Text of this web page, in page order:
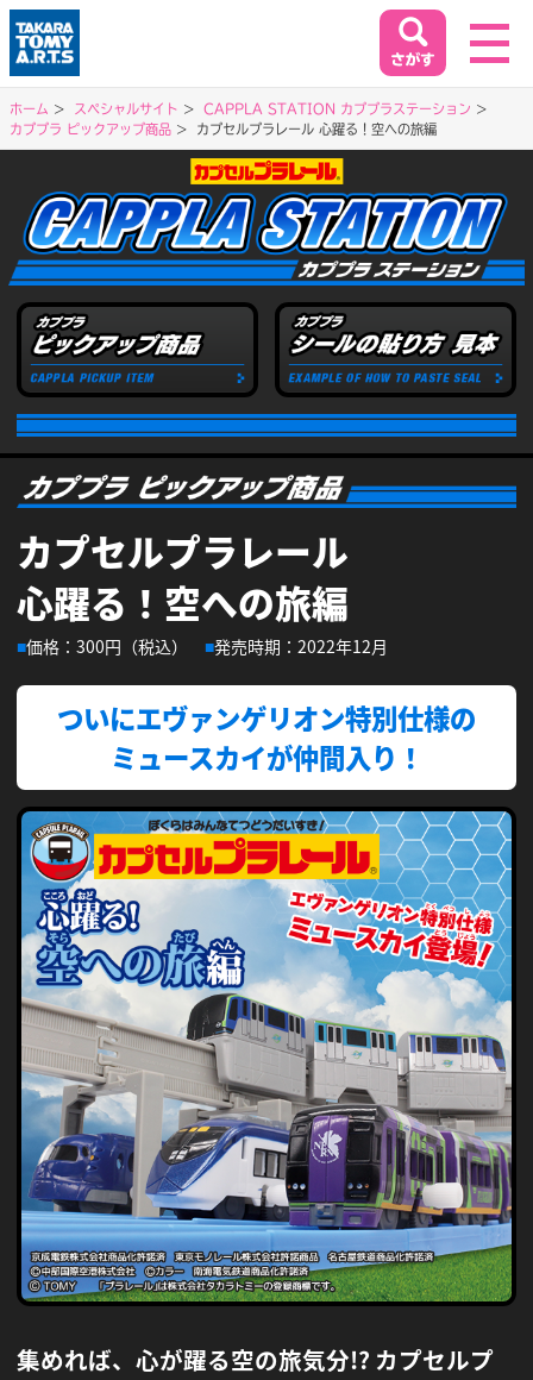
ホーム
商品情報
PRODUCT
イベント&キャンペーン
EVENT&CAMPAIGN
お客様相談室
SUPPORT
会社情報 採用情報
閉じる
閉じる
ホーム スペシャルサイト
CAPPLA STATION カププラステーション
カププラ ピックアップ商品
カプセルプラレール 心躍る！空への旅編
カプセルプラレール
心躍る！空への旅編
価格：300円（税込） 発売時期：2022年12月
ついにエヴァンゲリオン特別仕様の
ミュースカイが仲間入り！
集めれば、心が躍る空の旅気分!? カプセルプ